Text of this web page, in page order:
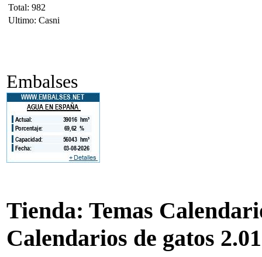
Total: 982
Ultimo: Casni
Embalses
Tienda: Temas
Calendarios de gatos